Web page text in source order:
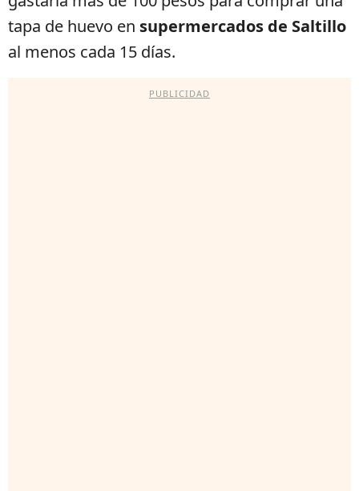
tapa de huevo en supermercados de Saltillo
al menos cada 15 días.
PUBLICIDAD